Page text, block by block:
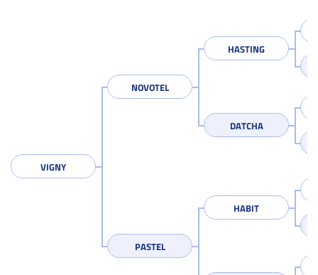
VIGNY
NOVOTEL
HASTING
DATCHA
PASTEL
HABIT